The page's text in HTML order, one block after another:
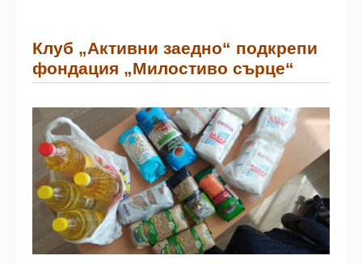
Клуб „Активни заедно“ подкрепи
фондация „Милостиво сърце“